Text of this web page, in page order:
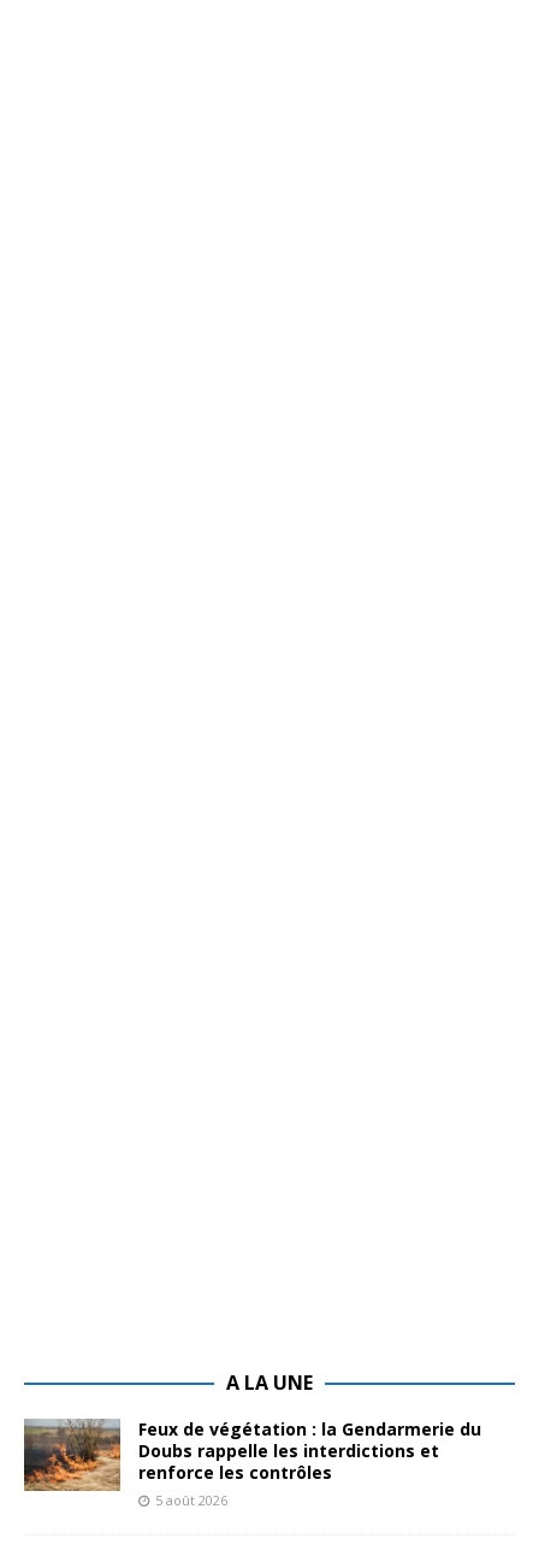
A LA UNE
Feux de végétation : la Gendarmerie du
Doubs rappelle les interdictions et
renforce les contrôles
5 août 2026